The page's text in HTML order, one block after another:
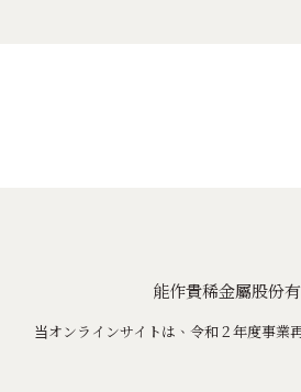
能作貴稀金屬股份
当オンラインサイトは、令和２年度事業